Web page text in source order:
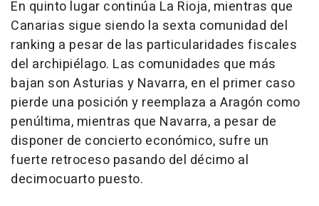
En quinto lugar continúa La Rioja, mientras que
Canarias sigue siendo la sexta comunidad del
ranking a pesar de las particularidades fiscales
del archipiélago. Las comunidades que más
bajan son Asturias y Navarra, en el primer caso
pierde una posición y reemplaza a Aragón como
penúltima, mientras que Navarra, a pesar de
disponer de concierto económico, sufre un
fuerte retroceso pasando del décimo al
decimocuarto puesto.